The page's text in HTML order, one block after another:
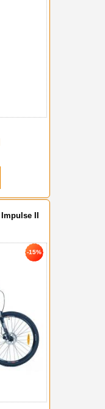
Impulse II
-15%